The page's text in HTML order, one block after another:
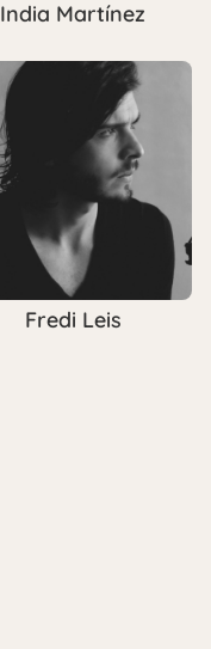
India Martínez
Fredi Leis